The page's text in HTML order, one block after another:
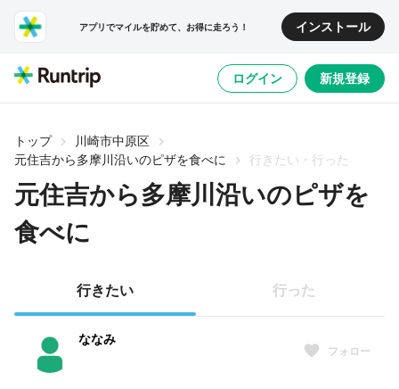
アプリでマイルを貯めて、お得に走ろう！ インストール
ログイン 新規登録
トップ
川崎市中原区
元住吉から多摩川沿いのピザを食べに
行きたい・行った
元住吉から多摩川沿いのピザを
食べに
行きたい 行った
ななみ
フォロー